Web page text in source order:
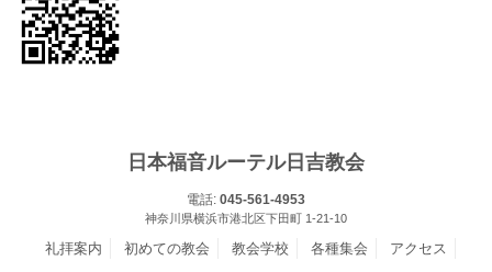
日本福音ルーテル日吉教会
電話: 045-561-4953
神奈川県横浜市港北区下田町 1-21-10
礼拝案内 初めての教会 教会学校 各種集会 アクセス